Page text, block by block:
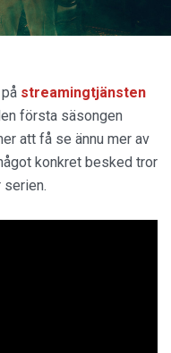
streamingtjänsten
första säsongen
att få se ännu mer av
konkret besked tror